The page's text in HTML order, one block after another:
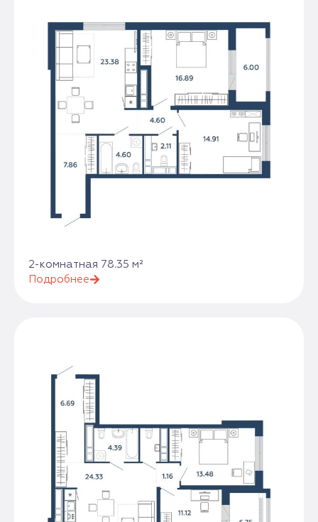
2-комнатная 78.35 м²
Подробнее